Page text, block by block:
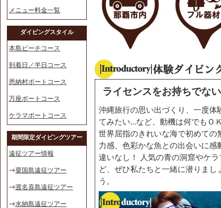
ライセンスをお持ちでな
沖縄旅行の思い出づくり、一度体
てみたい…など、動機は何でもＯ
世界屈指のきれいな海で初めての
力感、色彩かな魚との出会いに感
違いなし！ 人気の青の洞窟やケラ
ど、ぜひ私たちと一緒に潜りまし
う。
メニュー料金一覧
ダイビングスタイル
本島ビーチコース
到着日／半日コース
恩納村ボートコース
万座ボートコース
ケラマボートコース
期間限定ダイビングツアー
遠征ツアー情報
→粟国島遠征ツアー
→渡名喜島遠征ツアー
→水納島遠征ツアー